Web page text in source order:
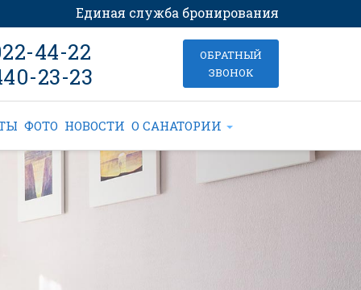
Единая служба бронирования
44-22
23-23
ОБРАТНЫЙ
ЗВОНОК
ФОТО НОВОСТИ О САНАТОРИИ